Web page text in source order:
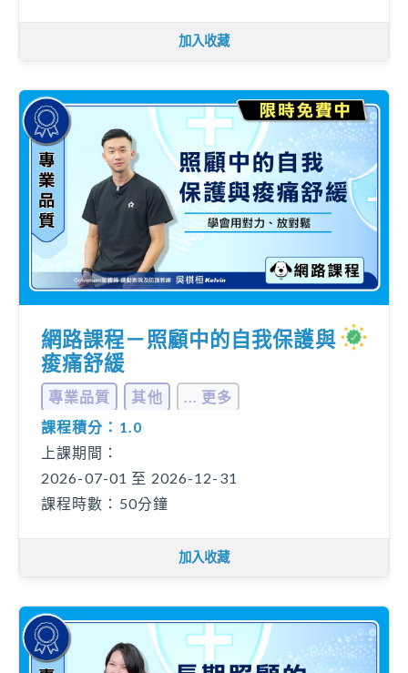
加入收藏
網路課程－照顧中的自我保護與
痠痛舒緩
專業品質 其他
... 更多
課程積分：1.0
上課期間：
2026-07-01 至 2026-12-31
課程時數：50分鐘
加入收藏